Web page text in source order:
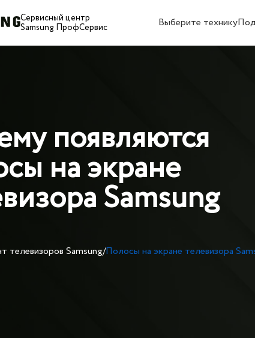
Сервисный центр
Samsung ПрофСервис
Выберите технику
появляются
на экране
Samsung
телевизоров Samsung/Полосы на экране телевизора